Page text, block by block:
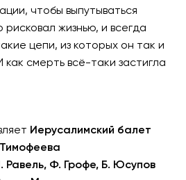
чтобы выпутываться
жизнью, и всегда
цепи, из которых он так и
как смерть всё-таки застигла
Иерусалимский балет
Равель, Ф. Грофе, Б. Юсупов